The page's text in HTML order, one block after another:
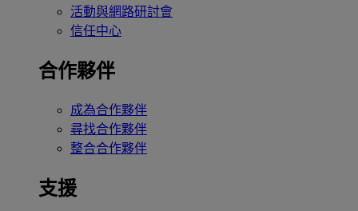
活動與網路研討會
信任中心
合作夥伴
成為合作夥伴
尋找合作夥伴
整合合作夥伴
支援